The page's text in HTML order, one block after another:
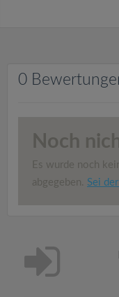
0
Noch
Es wurde noch
abgegeben. Sei